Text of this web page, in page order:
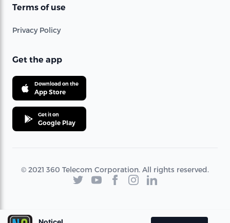
Terms of use
Privacy Policy
Get the app
Download on the
App Store
Get it on
Google Play
© 2021 360 Telecom Corporation. All rights reserved.